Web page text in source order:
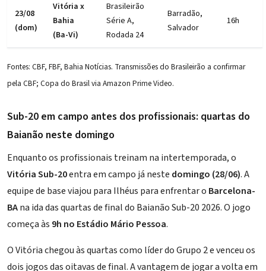
23/08
(dom)
Vitória x
Bahia
(Ba-Vi)
Brasileirão
Série A,
Rodada 24
Barradão,
Salvador
16h
Fontes: CBF, FBF, Bahia Notícias. Transmissões do Brasileirão a confirmar
pela CBF; Copa do Brasil via Amazon Prime Video.
Sub-20 em campo antes dos profissionais: quartas do
Baianão neste domingo
Enquanto os profissionais treinam na intertemporada, o
Vitória Sub-20entra em campo já neste domingo (28/06). A
equipe de base viajou para Ilhéus para enfrentar o Barcelona-
BAna ida das quartas de final do Baianão Sub-20 2026. O jogo
começa às 9h no Estádio Mário Pessoa.
O Vitória chegou às quartas como líder do Grupo 2 e venceu os
dois jogos das oitavas de final. A vantagem de jogar a volta em